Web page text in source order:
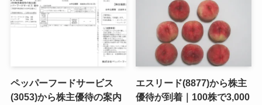
ペッパーフードサービス
(3053)から株主優待の案内
エスリード(8877)から株主
優待が到着｜100株で3,000